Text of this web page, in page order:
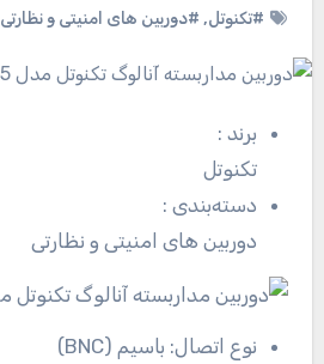
#تکنوتل, #دوربین های امنیتی و نظارتی
برند:
تکنوتل
دسته‌بندی:
دوربین های امنیتی و نظارتی
نوع اتصال: باسیم (BNC)